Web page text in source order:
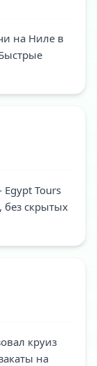
на Ниле в
Tours
без скрытых
круиз
на